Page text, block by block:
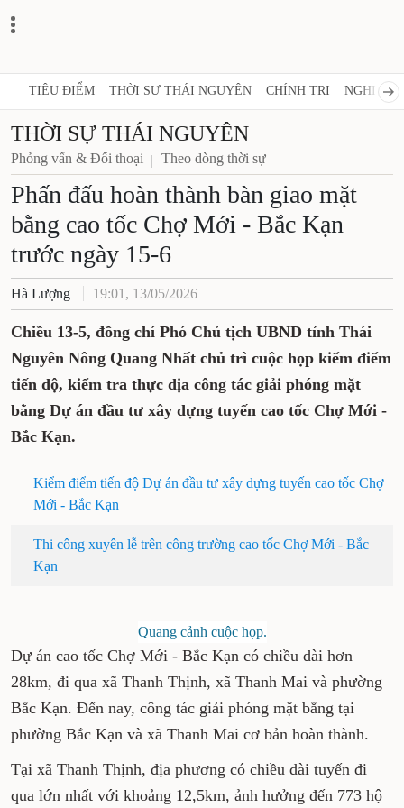
TIÊU ĐIỂM THỜI SỰ THÁI NGUYÊN CHÍNH TRỊ NGHỊ
THỜI SỰ THÁI NGUYÊN
Phỏng vấn & Đối thoại Theo dòng thời sự
Phấn đấu hoàn thành bàn giao mặt
bằng cao tốc Chợ Mới - Bắc Kạn
trước ngày 15-6
Hà Lượng 19:01, 13/05/2026
Chiều 13-5, đồng chí Phó Chủ tịch UBND tỉnh Thái
Nguyên Nông Quang Nhất chủ trì cuộc họp kiểm điểm
tiến độ, kiểm tra thực địa công tác giải phóng mặt
bằng Dự án đầu tư xây dựng tuyến cao tốc Chợ Mới -
Bắc Kạn.
Kiểm điểm tiến độ Dự án đầu tư xây dựng tuyến cao tốc Chợ
Mới - Bắc Kạn
Thi công xuyên lễ trên công trường cao tốc Chợ Mới - Bắc
Kạn
Quang cảnh cuộc họp.
Dự án cao tốc Chợ Mới - Bắc Kạn có chiều dài hơn
28km, đi qua xã Thanh Thịnh, xã Thanh Mai và phường
Bắc Kạn. Đến nay, công tác giải phóng mặt bằng tại
phường Bắc Kạn và xã Thanh Mai cơ bản hoàn thành.
Tại xã Thanh Thịnh, địa phương có chiều dài tuyến đi
qua lớn nhất với khoảng 12,5km, ảnh hưởng đến 773 hộ